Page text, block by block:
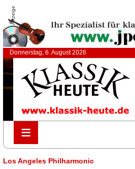
Anzeige
Donnerstag, 6. August 2026
≡
≡
Los Angeles Philharmonic